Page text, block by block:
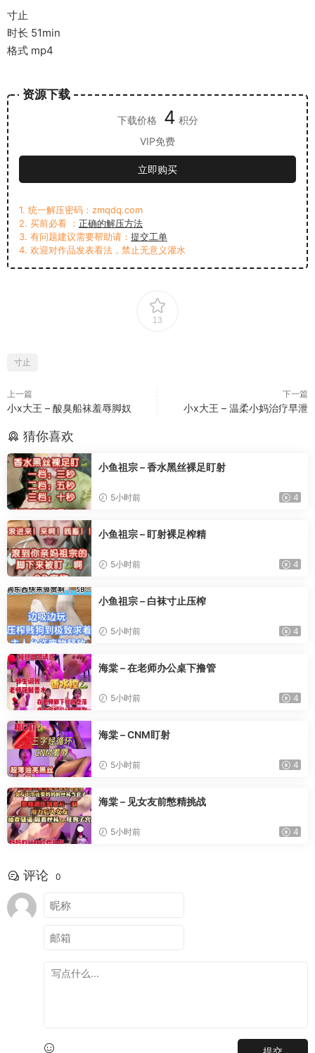
寸止
时长 51min
格式 mp4
资源下载
下载价格 4 积分
VIP免费
立即购买
1. 统一解压密码：zmqdq.com
2. 买前必看 ： 正确的解压方法
3. 有问题建议需要帮助请： 提交工单
4. 欢迎对作品发表看法，禁止无意义灌水
13
寸止
上一篇
小x大王 – 酸臭船袜羞辱脚奴
下一篇
小x大王 – 温柔小妈治疗早泄
猜你喜欢
小鱼祖宗 – 香水黑丝裸足盯射
5小时前 4
小鱼祖宗 – 盯射裸足榨精
5小时前 4
小鱼祖宗 – 白袜寸止压榨
5小时前 4
海棠 – 在老师办公桌下撸管
5小时前 4
海棠 – CNM盯射
5小时前 4
海棠 – 见女友前憋精挑战
5小时前 4
评论 0